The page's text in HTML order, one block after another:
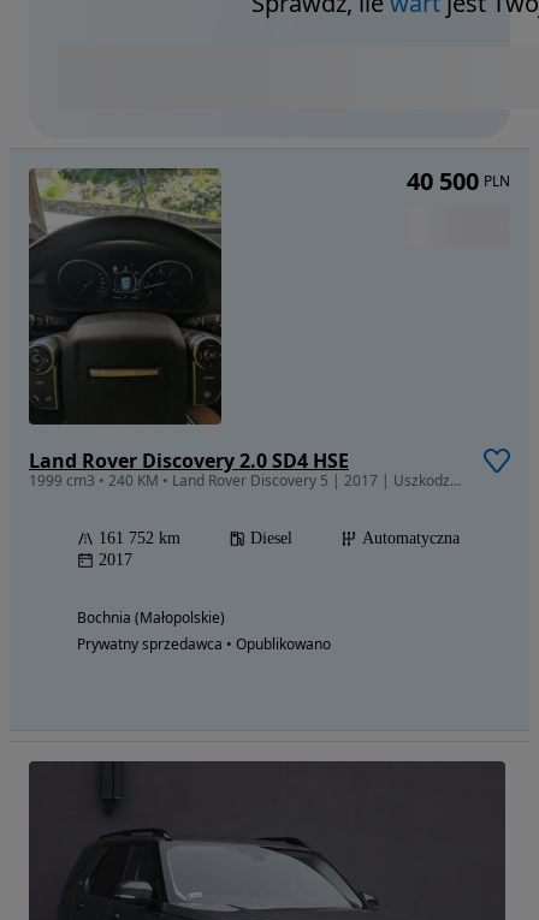
Land Rover Discovery 2.0 SD4 HSE
1999 cm3 • 240 KM • Land Rover Discovery 5 | 2017 | Uszkodzony silnik |Faktura bez Vat |
161 752 km Diesel
Automatyczna
2017
Bochnia (Małopolskie)
Prywatny sprzedawca • Opublikowano
40 500 PLN